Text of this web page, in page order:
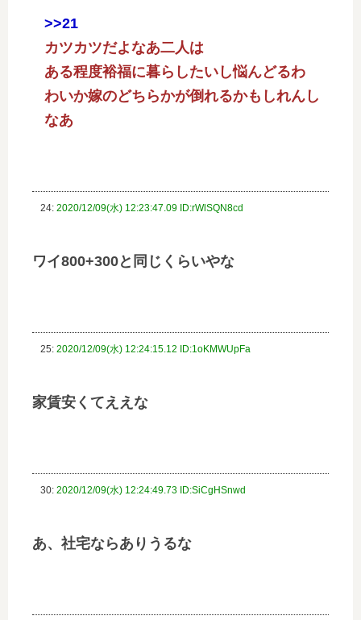
>>21
カツカツだよなあ二人は
ある程度裕福に暮らしたいし悩んどるわ
わいか嫁のどちらかが倒れるかもしれんし
なあ
24: 2020/12/09(水) 12:23:47.09 ID:rWlSQN8cd
ワイ800+300と同じくらいやな
25: 2020/12/09(水) 12:24:15.12 ID:1oKMWUpFa
家賃安くてええな
30: 2020/12/09(水) 12:24:49.73 ID:SiCgHSnwd
あ、社宅ならありうるな